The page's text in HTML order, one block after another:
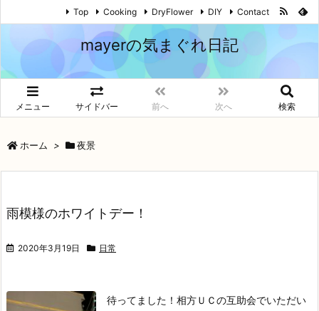
mayerの気まぐれ日記
メニュー サイドバー 前へ 次へ 検索
Top Cooking DryFlower DIY Contact
ホーム > 夜景
雨模様のホワイトデー！
2020年3月19日 日常
待ってました！ 相方ＵＣの互助会でいただい